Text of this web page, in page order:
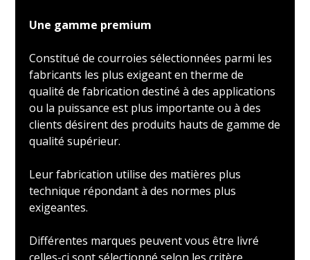
Une gamme premium
Constitué de courroies sélectionnées parmi les
fabricants les plus exigeant en therme de
qualité de fabrication destiné à des applications
ou la puissance est plus importante ou à des
clients désirent des produits hauts de gamme de
qualité supérieur.
Leur fabrication utilise des matières plus
technique répondant à des normes plus
exigeantes.
Différentes marques peuvent vous être livré